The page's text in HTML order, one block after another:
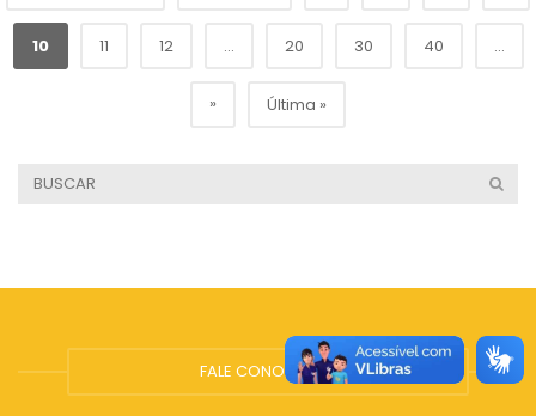
10 11 12 ... 20 30 40 ...
» Última »
FALE CONOSCO